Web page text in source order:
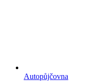
Autopůjčovna